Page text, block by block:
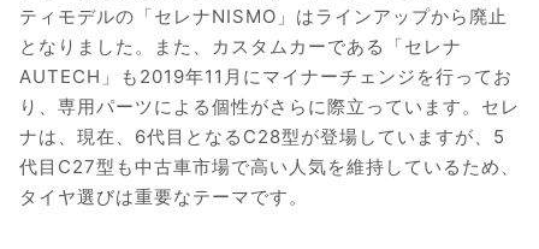
ティモデルの「セレナNISMO」はラインアップから廃止
となりました。また、カスタムカーである「セレナ
AUTECH」も2019年11月にマイナーチェンジを行ってお
り、専用パーツによる個性がさらに際立っています。セレ
ナは、現在、6代目となるC28型が登場していますが、5
代目C27型も中古車市場で高い人気を維持しているため、
タイヤ選びは重要なテーマです。